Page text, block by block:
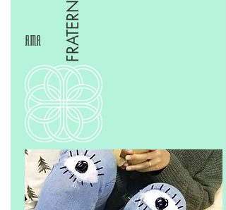
FRATERNITA'
AMA